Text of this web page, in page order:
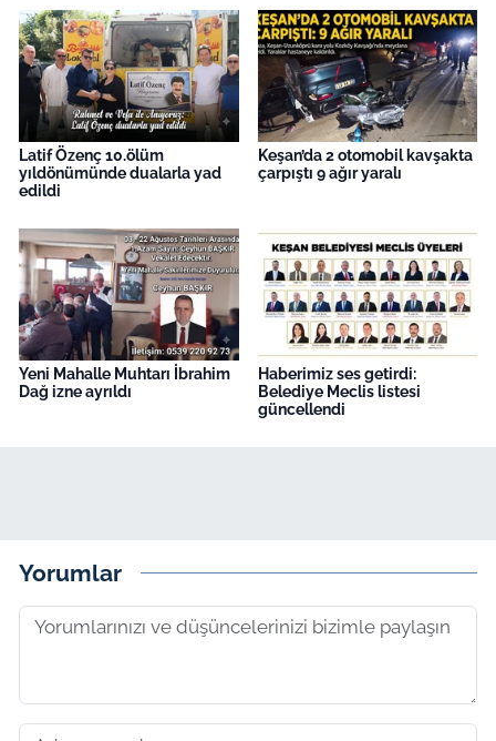
Latif Özenç 10.ölüm
yıldönümünde dualarla yad
edildi
Keşan’da 2 otomobil kavşakta
çarpıştı 9 ağır yaralı
Yeni Mahalle Muhtarı İbrahim
Dağ izne ayrıldı
Haberimiz ses getirdi:
Belediye Meclis listesi
güncellendi
Yorumlar